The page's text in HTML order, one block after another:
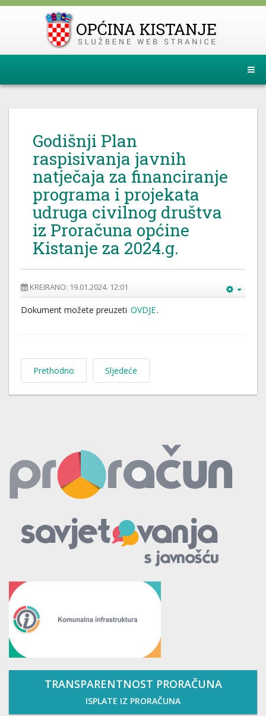
Godišnji Plan
raspisivanja javnih
natječaja za financiranje
programa i projekata
udruga civilnog društva
iz Proračuna općine
Kistanje za 2024.g.
KREIRANO: 19.01.2024. 12:01
Dokument možete preuzeti OVDJE.
Prethodno Sljedeće
TRANSPARENTNOST PRORAČUNA
ISPLATE IZ PRORAČUNA